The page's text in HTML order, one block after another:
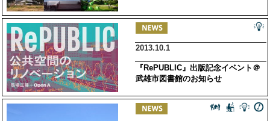
2013.10.1
『RePUBLIC』出版記念イベント＠
武雄市図書館のお知らせ